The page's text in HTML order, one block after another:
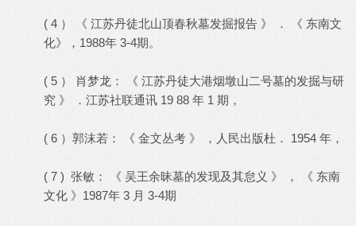
( 4 ） 《 江苏丹徒北山顶春秋墓发掘报告 》 ． 《 东南文
化》，1988年 3-4期。
( 5 ） 肖梦龙： 《 江苏丹徒大港烟墩山二号墓的发掘与研
究 》 ．江苏社联通讯 19 88 年 1 期，
( 6 ）郭沫若： 《 金文丛考 》 ，人民出版杜． 1954 年，
( 7 ) 张敏： 《 吴王余昧墓的发现及其怠义 》 ， 《 东南
文化 》1987年 3 月 3-4期